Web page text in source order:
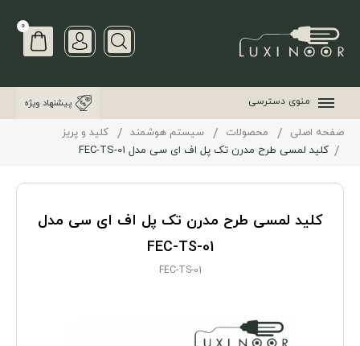
0
منوی دسترسی پیشنهاد ویژه
صفحه اصلی محصولات سیستم هوشمند
کلید و پریز
کلید لمسی طرح مدرن تک پل اف ای سی مدل FEC-TS-01
کلید لمسی طرح مدرن تک پل اف ای سی مدل
FEC-TS-01
FEC-TS-01